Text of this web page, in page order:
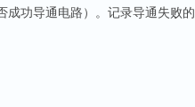
成功导通电路）。记录导通失败